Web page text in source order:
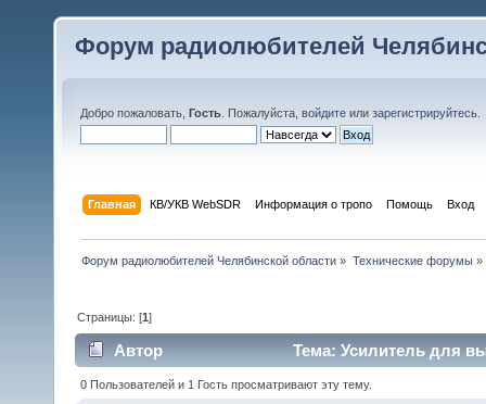
Форум радиолюбителей
Добро пожаловать, Гость . Пожалуйста, войдите или зарегистрируйтесь
Главная КВ/УКВ WebSDR Информация о тропо Помощь Вход
Форум радиолюбителей Челябинской области » Технические форумы»
Страницы: [1]
Автор Тема: Усилитель для
0 Пользователей и 1 Гость просматривают эту тему.